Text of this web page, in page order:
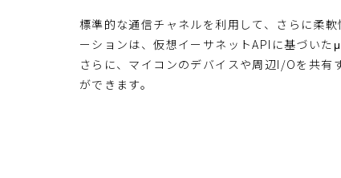
標準的な通信チャネルを利用して、さらに柔
ーションは、仮想イーサネットAPIに基づい
さらに、マイコンのデバイスや周辺I/Oを共有
ができます。